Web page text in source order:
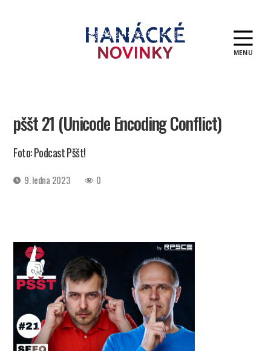
MENU
pššt 21 (Unicode Encoding Conflict)
Foto: Podcast Pššt!
Datum9. ledna 2023 0